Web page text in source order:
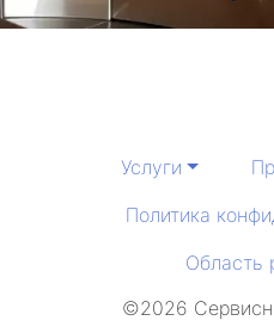
Услуги
Политика
Область
©2026